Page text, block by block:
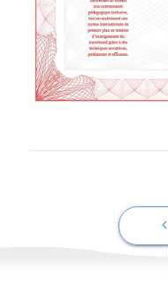
keyboard_arrow_left